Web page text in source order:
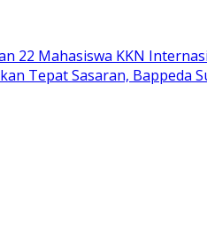
22 Mahasiswa KKN
Tepat Sasaran, Bappeda